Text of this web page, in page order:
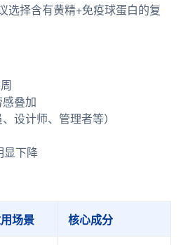
选择含有黄精+免疫球蛋白的复
叠加
设计师、管理者等）
显下降
场景 核心成分